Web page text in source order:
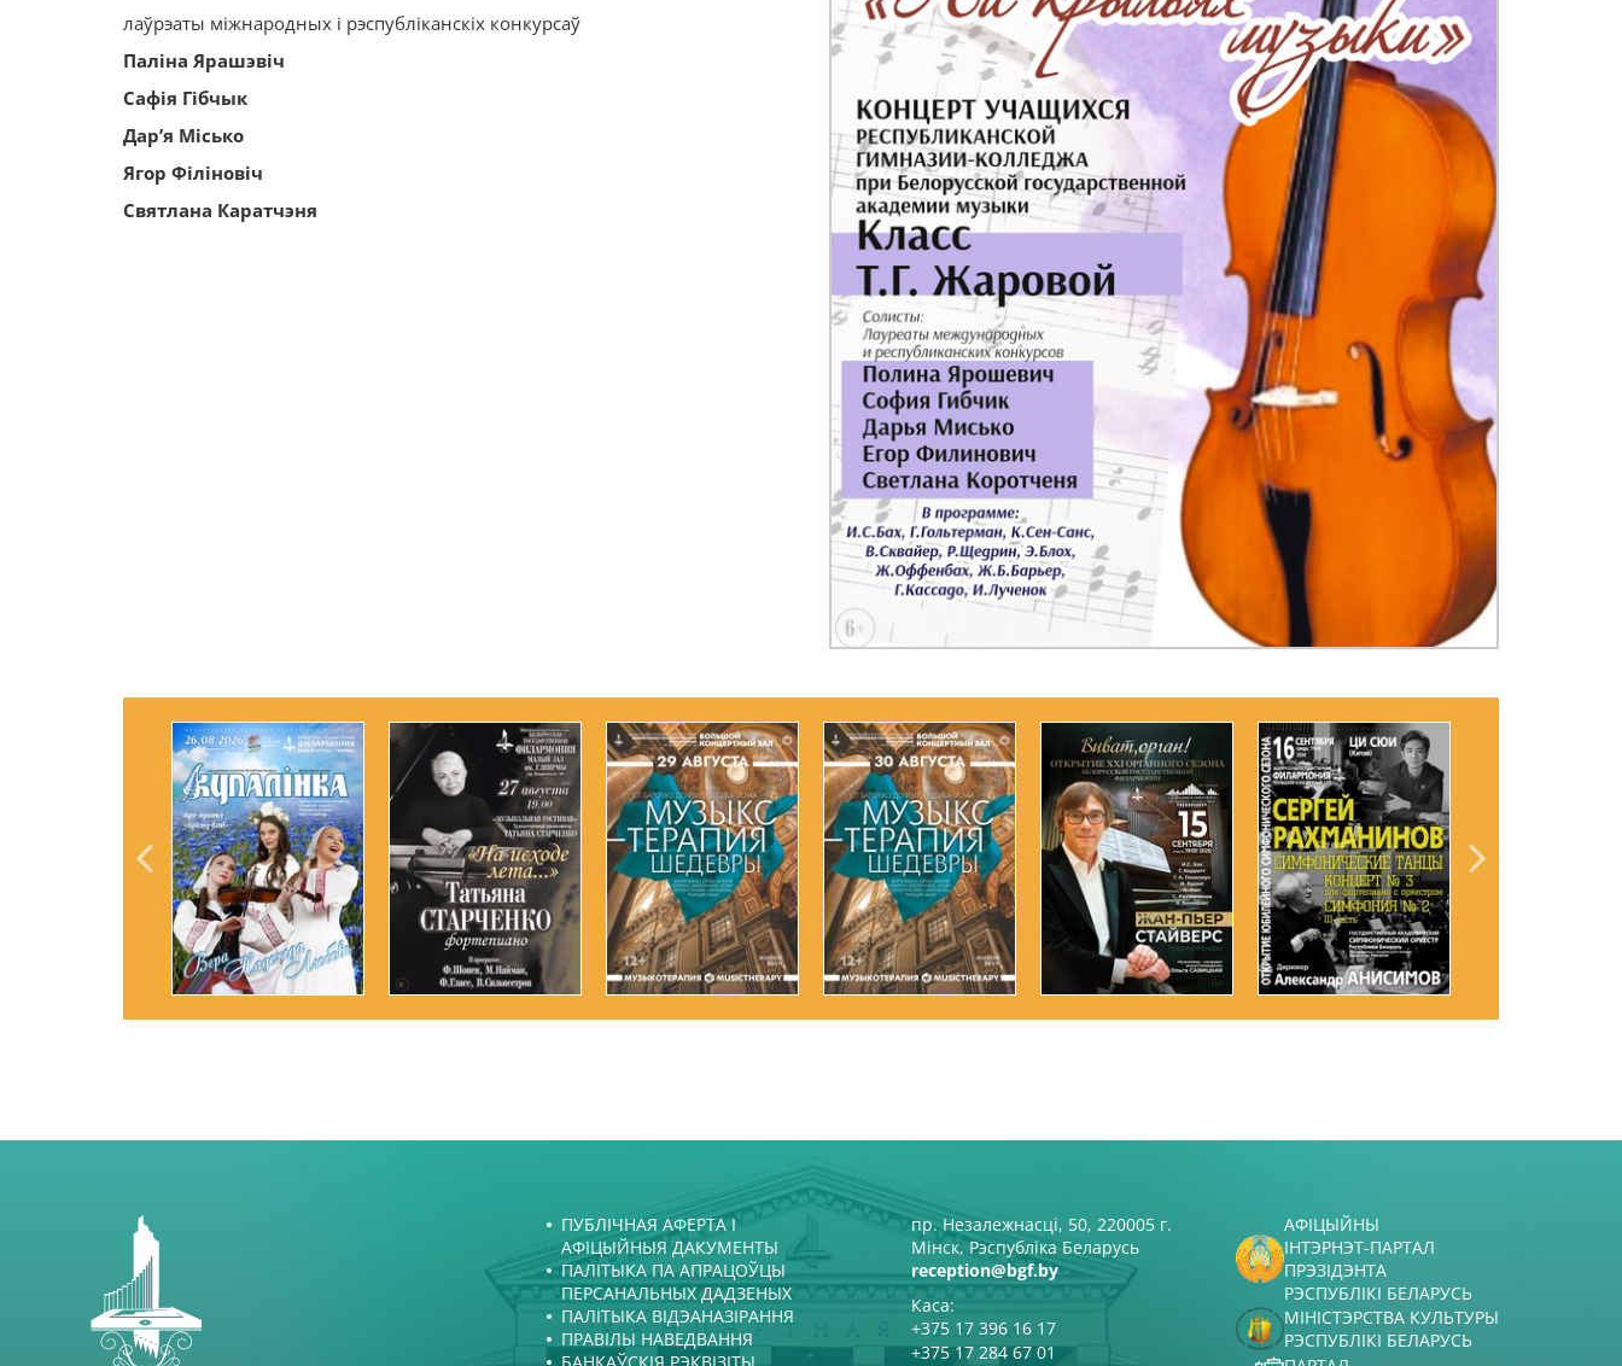
лаўрэаты міжнародных і рэспубліканскіх конкурсаў
Паліна Ярашэвіч
Сафія Гібчык
Дар’я Місько
Ягор Філіновіч
Святлана Каратчэня
ПУБЛІЧНАЯ АФЕРТА І
АФІЦЫЙНЫЯ ДАКУМЕНТЫ
ПАЛІТЫКА ПА АПРАЦОЎЦЫ
ПЕРСАНАЛЬНЫХ ДАДЗЕНЫХ
ПАЛІТЫКА ВІДЭАНАЗІРАННЯ
ПРАВІЛЫ НАВЕДВАННЯ
пр. Незалежнасці, 50, 220005 г.
Мінск, Рэспубліка Беларусь
reception@bgf.by
Каса:
+375 17 396 16 17
+375 17 284 67 01
АФІЦЫЙНЫ
ІНТЭРНЭТ-ПАРТАЛ
ПРЭЗІДЭНТА
РЭСПУБЛІКІ БЕЛАРУСЬ
МІНІСТЭРСТВА КУЛЬТУРЫ
РЭСПУБЛІКІ БЕЛАРУСЬ